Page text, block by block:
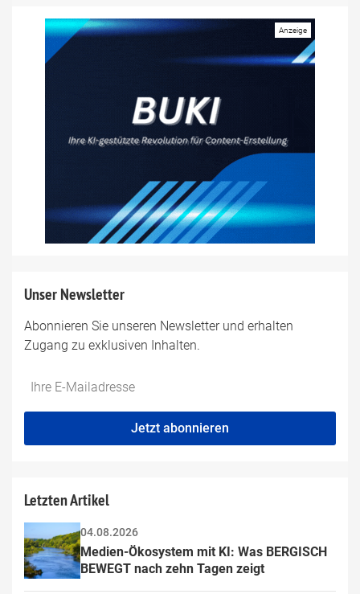
Unser Newsletter
Abonnieren Sie unseren Newsletter und erhalten
Zugang zu exklusiven Inhalten.
Do
*Ihre
Jetzt abonnieren
Letzten Artikel
04.08.2026
Medien-Ökosystem mit KI: Was BERGISCH
BEWEGT nach zehn Tagen zeigt